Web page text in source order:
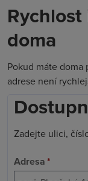
doma
Pokud máte
adrese není
Zadejte ulici,
Adresa*